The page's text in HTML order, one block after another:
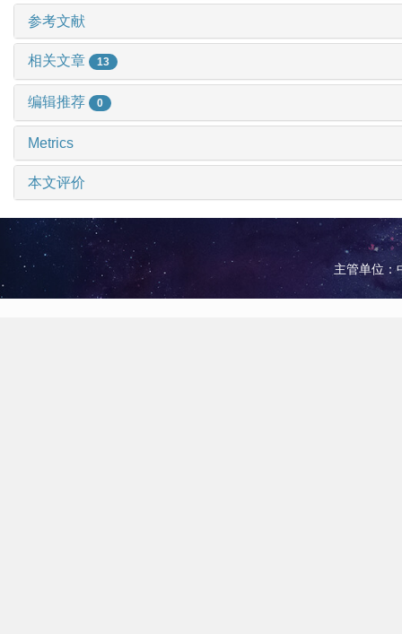
参考文献
相关文章 13
编辑推荐 0
Metrics
本文评价
主管单位：